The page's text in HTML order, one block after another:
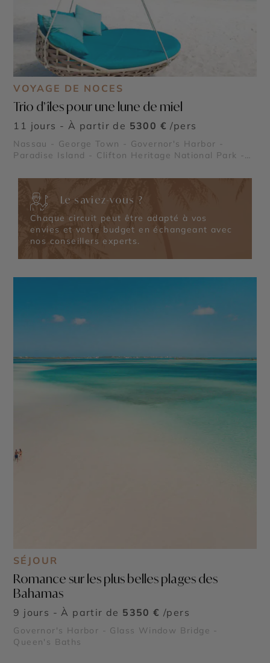
VOYAGE DE NOCES
Trio d’îles pour une lune de miel
11 jours - À partir de 5300 € /pers
Nassau - George Town - Governor's Harbor -
Paradise Island - Clifton Heritage National Park -
Bridge - Thunderball Grotto - Compass Cay
Le saviez-vous ?
Chaque circuit peut être adapté à vos
envies et votre budget en échangeant avec
nos conseillers experts.
SÉJOUR
Romance sur les plus belles plages des
Bahamas
9 jours - À partir de 5350 € /pers
Governor's Harbor - Glass Window Bridge -
Queen's Baths